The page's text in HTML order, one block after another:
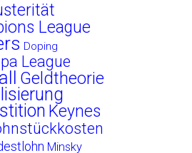
League
Doping
League
Geldtheorie
Keynes
Minsky